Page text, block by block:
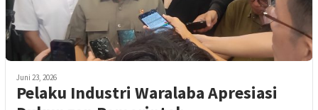
Juni 23, 2026
Pelaku Industri Waralaba Apresiasi